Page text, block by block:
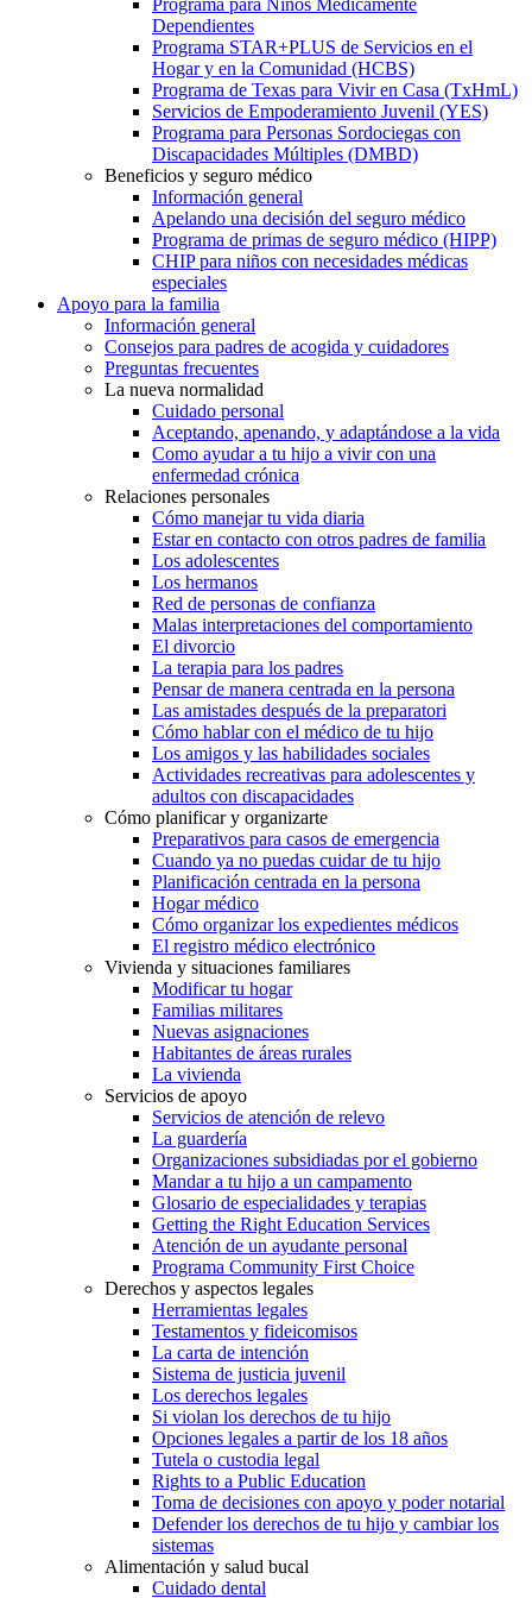
Dependientes
Programa STAR+PLUS de Servicios en el
Hogar y en la Comunidad (HCBS)
Programa de Texas para Vivir en Casa (TxHmL)
Servicios de Empoderamiento Juvenil (YES)
Programa para Personas Sordociegas con
Discapacidades Múltiples (DMBD)
Beneficios y seguro médico
Información general
Apelando una decisión del seguro médico
Programa de primas de seguro médico (HIPP)
CHIP para niños con necesidades médicas
especiales
Apoyo para la familia
Información general
Consejos para padres de acogida y cuidadores
Preguntas frecuentes
La nueva normalidad
Cuidado personal
Aceptando, apenando, y adaptándose a la vida
Como ayudar a tu hijo a vivir con una
enfermedad crónica
Relaciones personales
Cómo manejar tu vida diaria
Estar en contacto con otros padres de familia
Los adolescentes
Los hermanos
Red de personas de confianza
Malas interpretaciones del comportamiento
El divorcio
La terapia para los padres
Pensar de manera centrada en la persona
Las amistades después de la preparatori
Cómo hablar con el médico de tu hijo
Los amigos y las habilidades sociales
Actividades recreativas para adolescentes y
adultos con discapacidades
Cómo planificar y organizarte
Preparativos para casos de emergencia
Cuando ya no puedas cuidar de tu hijo
Planificación centrada en la persona
Hogar médico
Cómo organizar los expedientes médicos
El registro médico electrónico
Vivienda y situaciones familiares
Modificar tu hogar
Familias militares
Nuevas asignaciones
Habitantes de áreas rurales
La vivienda
Servicios de apoyo
Servicios de atención de relevo
La guardería
Organizaciones subsidiadas por el gobierno
Mandar a tu hijo a un campamento
Glosario de especialidades y terapias
Getting the Right Education Services
Atención de un ayudante personal
Programa Community First Choice
Derechos y aspectos legales
Herramientas legales
Testamentos y fideicomisos
La carta de intención
Sistema de justicia juvenil
Los derechos legales
Si violan los derechos de tu hijo
Opciones legales a partir de los 18 años
Tutela o custodia legal
Rights to a Public Education
Toma de decisiones con apoyo y poder notarial
Defender los derechos de tu hijo y cambiar los
sistemas
Alimentación y salud bucal
Cuidado dental